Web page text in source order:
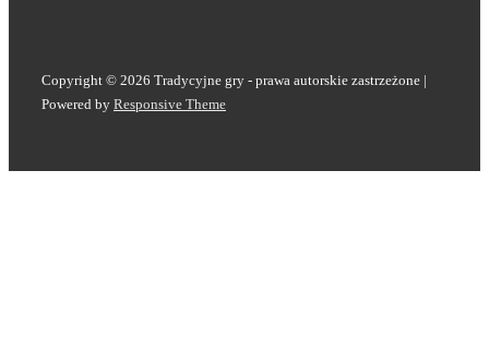
Copyright © 2026 Tradycyjne gry - prawa autorskie zastrzeżone |
Powered by Responsive Theme